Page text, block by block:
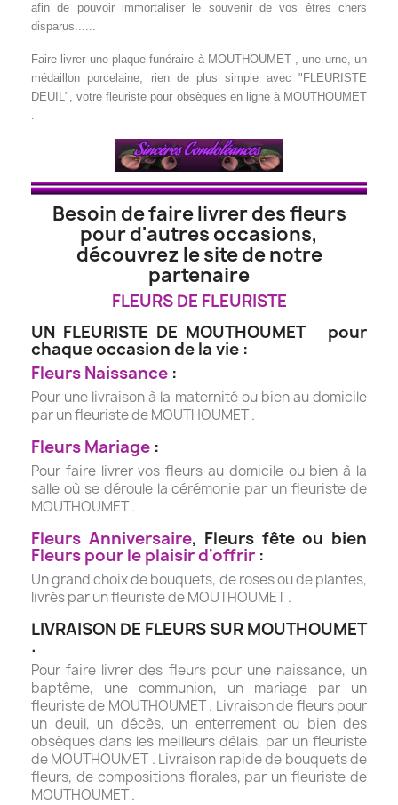
afin de pouvoir immortaliser le souvenir de vos êtres chers
disparus......
Faire livrer une plaque funéraire à MOUTHOUMET , une urne, un
médaillon porcelaine, rien de plus simple avec "FLEURISTE
DEUIL", votre fleuriste pour obsèques en ligne à MOUTHOUMET
.
Besoin de faire livrer des fleurs
pour d'autres occasions,
découvrez le site de notre
partenaire
FLEURS DE FLEURISTE
UN FLEURISTE DE MOUTHOUMET pour
chaque occasion de la vie :
Fleurs Naissance :
Pour une livraison à la maternité ou bien au domicile
par un fleuriste de MOUTHOUMET .
Fleurs Mariage :
Pour faire livrer vos fleurs au domicile ou bien à la
salle où se déroule la cérémonie par un fleuriste de
MOUTHOUMET .
Fleurs Anniversaire, Fleurs fête ou bien
Fleurs pour le plaisir d'offrir :
Un grand choix de bouquets, de roses ou de plantes,
livrés par un fleuriste de MOUTHOUMET .
LIVRAISON DE FLEURS SUR MOUTHOUMET
.
Pour faire livrer des fleurs pour une naissance, un
baptême, une communion, un mariage par un
fleuriste de MOUTHOUMET . Livraison de fleurs pour
un deuil, un décès, un enterrement ou bien des
obsèques dans les meilleurs délais, par un fleuriste
de MOUTHOUMET . Livraison rapide de bouquets de
fleurs, de compositions florales, par un fleuriste de
MOUTHOUMET .